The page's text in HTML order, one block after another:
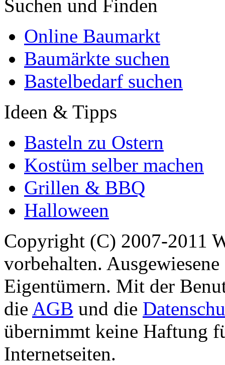
Suchen und Finden
Online Baumarkt
Baumärkte suchen
Bastelbedarf suchen
Ideen & Tipps
Basteln zu Ostern
Kostüm selber machen
Grillen & BBQ
Halloween
Copyright (C) 2007-2011
vorbehalten.
Eigentümern. Mit der
die AGB und die
übernimmt keine Haftung
Internetseiten.